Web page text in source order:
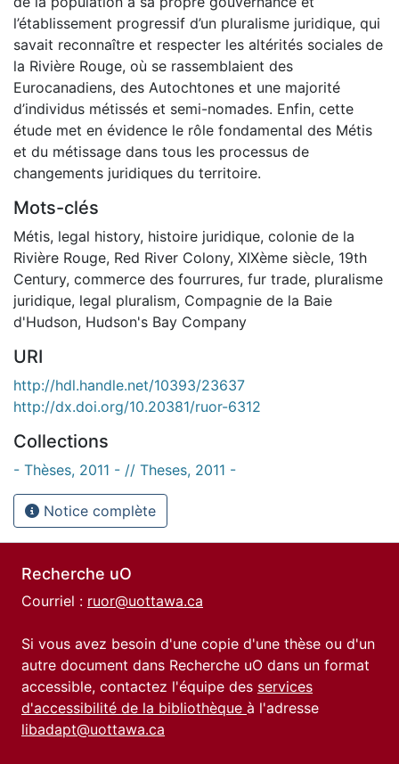
l’établissement progressif d’un pluralisme juridique, qui
savait reconnaître et respecter les altérités sociales de
la Rivière Rouge, où se rassemblaient des
Eurocanadiens, des Autochtones et une majorité
d’individus métissés et semi-nomades. Enfin, cette
étude met en évidence le rôle fondamental des Métis
et du métissage dans tous les processus de
changements juridiques du territoire.
Mots-clés
Métis, legal history, histoire juridique, colonie de la
Rivière Rouge, Red River Colony, XIXème siècle, 19th
Century, commerce des fourrures, fur trade, pluralisme
juridique, legal pluralism, Compagnie de la Baie
d'Hudson, Hudson's Bay Company
URI
http://hdl.handle.net/10393/23637
http://dx.doi.org/10.20381/ruor-6312
Collections
- Thèses, 2011 - // Theses, 2011 -
Notice complète
Recherche uO
Courriel : ruor@uottawa.ca
Si vous avez besoin d'une copie d'une thèse ou d'un
autre document dans Recherche uO dans un format
accessible, contactez l'équipe des services
d'accessibilité de la bibliothèque à l'adresse
libadapt@uottawa.ca